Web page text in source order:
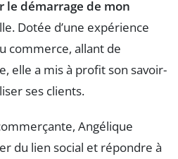
le démarrage de mon
Dotée d’une expérience
commerce, allant de
elle a mis à profit son savoir-
ses clients.
Angélique
du lien social et répondre à